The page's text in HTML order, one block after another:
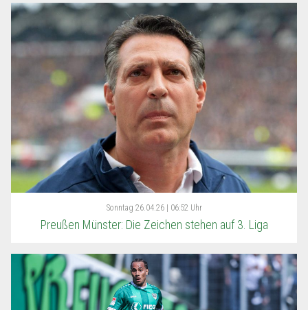
Sonntag 26.04.26 | 06:52 Uhr
Preußen Münster: Die Zeichen stehen auf 3. Liga